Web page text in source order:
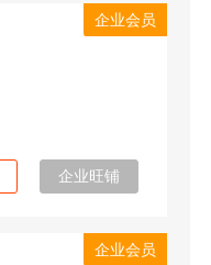
企业会员
企业旺铺
企业会员